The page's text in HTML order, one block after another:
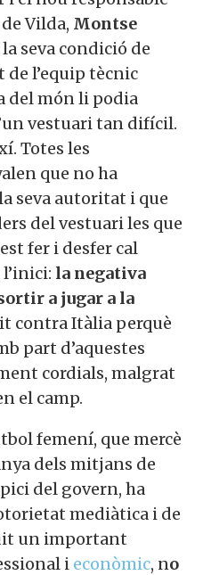
Vilda, Montse
seva condició de
l’equip tècnic
del món li podia
vestuari tan difícil.
Totes les
que no ha
seva autoritat i que
del vestuari les que
fer i desfer cal
la negativa
a jugar a la
contra Itàlia perquè
part d’aquestes
cordials, malgrat
el camp.
femení, que mercè
dels mitjans de
del govern, ha
mediàtica i de
un important
i econòmic, no